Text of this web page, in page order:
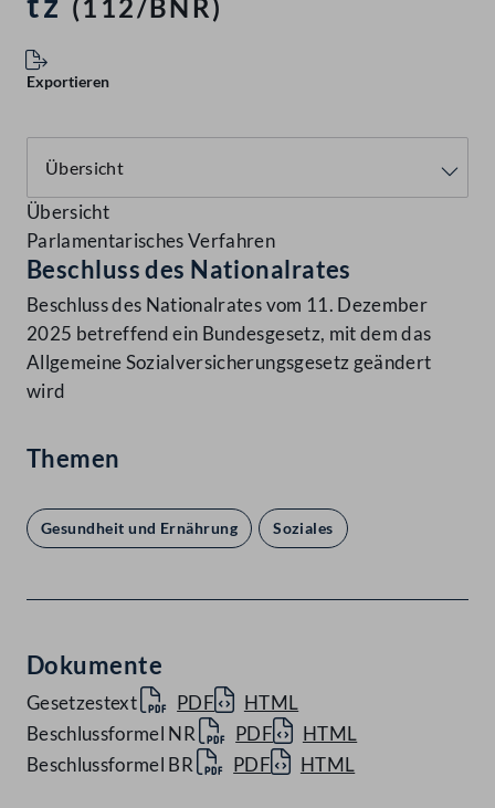
(112/BNR)
Exportieren
Übersicht
Parlamentarisches Verfahren
Beschluss des Nationalrates
Beschluss des Nationalrates vom 11. Dezember
2025 betreffend ein Bundesgesetz, mit dem das
Allgemeine Sozialversicherungsgesetz geändert
wird
Themen
Gesundheit und Ernährung Soziales
Dokumente
Gesetzestext PDF
HTML
Beschlussformel NR
PDF
HTML
Beschlussformel BR
PDF HTML